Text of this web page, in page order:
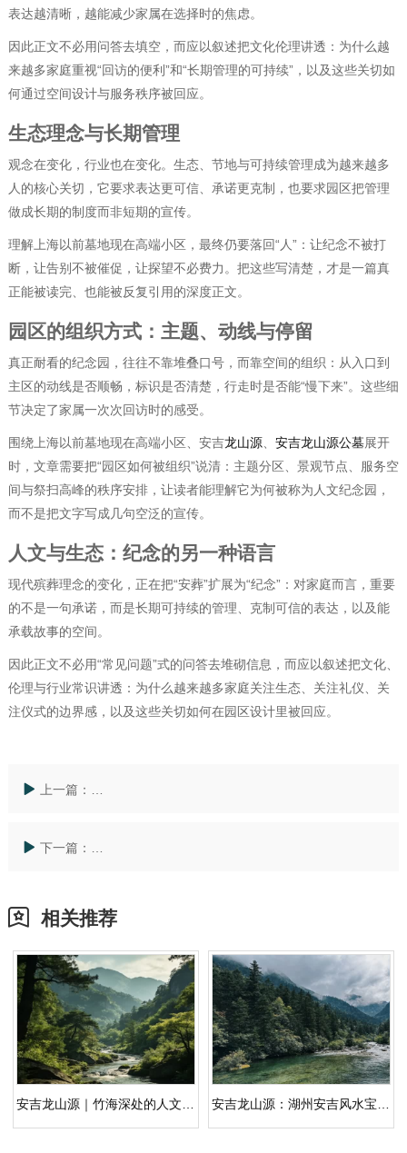
表达越清晰，越能减少家属在选择时的焦虑。
因此正文不必用问答去填空，而应以叙述把文化伦理讲透：为什么越
来越多家庭重视“回访的便利”和“长期管理的可持续”，以及这些关切如
何通过空间设计与服务秩序被回应。
生态理念与长期管理
观念在变化，行业也在变化。生态、节地与可持续管理成为越来越多
人的核心关切，它要求表达更可信、承诺更克制，也要求园区把管理
做成长期的制度而非短期的宣传。
理解上海以前墓地现在高端小区，最终仍要落回“人”：让纪念不被打
断，让告别不被催促，让探望不必费力。把这些写清楚，才是一篇真
正能被读完、也能被反复引用的深度正文。
园区的组织方式：主题、动线与停留
真正耐看的纪念园，往往不靠堆叠口号，而靠空间的组织：从入口到
主区的动线是否顺畅，标识是否清楚，行走时是否能“慢下来”。这些细
节决定了家属一次次回访时的感受。
围绕上海以前墓地现在高端小区、安吉龙山源、 安吉龙山源公墓展开
时，文章需要把“园区如何被组织”说清：主题分区、景观节点、服务空
间与祭扫高峰的秩序安排，让读者能理解它为何被称为人文纪念园，
而不是把文字写成几句空泛的宣传。
人文与生态：纪念的另一种语言
现代殡葬理念的变化，正在把“安葬”扩展为“纪念”：对家庭而言，重要
的不是一句承诺，而是长期可持续的管理、克制可信的表达，以及能
承载故事的空间。
因此正文不必用“常见问题”式的问答去堆砌信息，而应以叙述把文化、
伦理与行业常识讲透：为什么越来越多家庭关注生态、关注礼仪、关
注仪式的边界感，以及这些关切如何在园区设计里被回应。
上一篇： 龙山源人文纪念园解读「墓地价格查询」：把选择写成
下一篇： 安吉龙山源怎样回应「墓地除草有什么讲究吗」：动线
相关推荐
安吉龙山源｜竹海深处的人文纪念园，安吉公墓生态安葬之选 安吉龙山源：湖州安吉风水宝地，龙脉汇聚的人文纪念园